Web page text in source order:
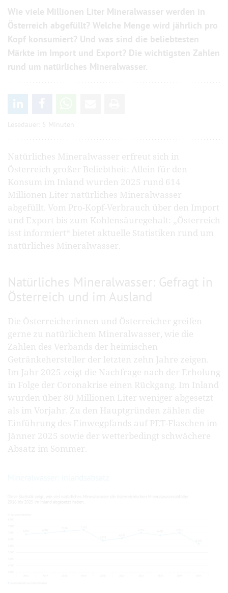
Wie viele Millionen Liter Mineralwasser werden in
Österreich abgefüllt? Welche Menge wird jährlich pro
Kopf konsumiert? Und was sind die beliebtesten
Märkte im Import und Export? Die wichtigsten Zahlen
rund um natürliches Mineralwasser.
Lesedauer: 5 Minuten
Natürliches Mineralwasser erfreut sich in
Österreich großer Beliebtheit: Allein für den
Konsum im Inland wurden 2025 rund 614
Millionen Liter natürliches Mineralwasser
abgefüllt. Vom Pro-Kopf-Verbrauch über den Import
und Export bis zum Kohlensäuregehalt: „Österreich
isst informiert“ bietet aktuelle Statistiken rund um
natürliches Mineralwasser.
Natürliches Mineralwasser: Gefragt in
Österreich und im Ausland
Die Österreicherinnen und Österreicher greifen
gerne zu natürlichem Mineralwasser, wie die
Zahlen des Verbands der heimischen
Getränkehersteller der letzten zehn Jahre zeigen.
Im Jahr 2025 zeigt die Nachfrage nach der Erholung
in Folge der Coronakrise einen Rückgang. Im Inland
wurden über 80 Millionen Liter weniger abgesetzt
als im Vorjahr. Zu den Hauptgründen zählen die
Einführung des Einwegpfands auf PET-Flaschen im
Jänner 2025 sowie der wetterbedingt schwächere
Absatz im Sommer.